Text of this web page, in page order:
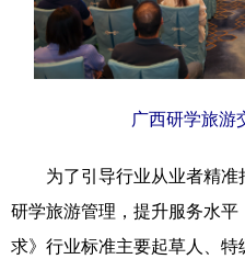
北京 天津
辽宁 吉林
安徽
广东 广西
四川 贵州
广西研学旅游
为了引导行业从业者精准
研学旅游管理，提升服务水
求》行业标准主要起草人、